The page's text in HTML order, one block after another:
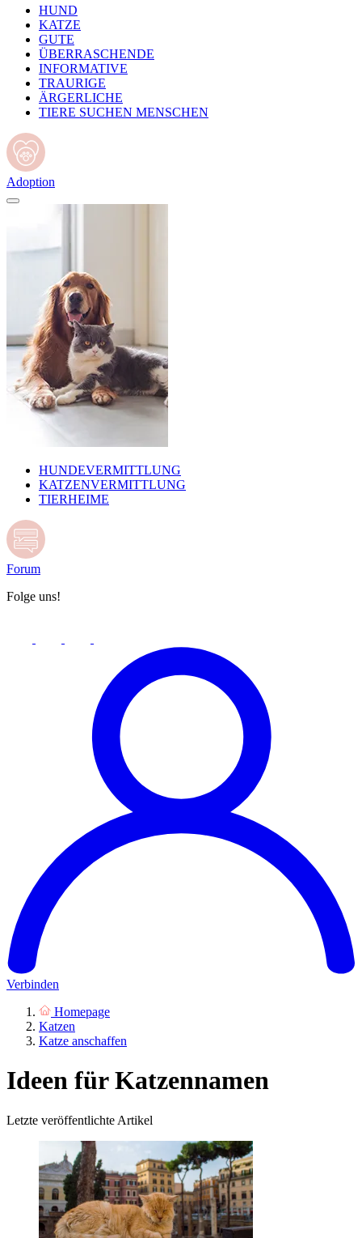
HUND
KATZE
GUTE
ÜBERRASCHENDE
INFORMATIVE
TRAURIGE
ÄRGERLICHE
TIERE SUCHEN MENSCHEN
Adoption
HUNDEVERMITTLUNG
KATZENVERMITTLUNG
TIERHEIME
Forum
Folge uns!
Verbinden
Homepage
Katzen
Katze anschaffen
Ideen für Katzennamen
Letzte veröffentlichte Artikel